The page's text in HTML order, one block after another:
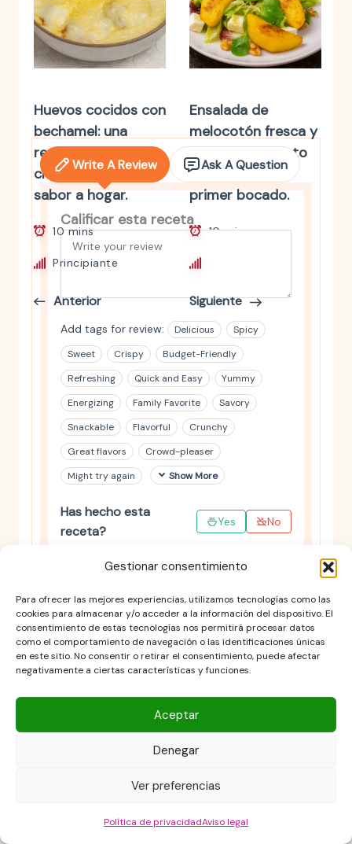
Gestionar consentimiento
Para ofrecer las mejores experiencias, utilizamos tecnologías como las
cookies para almacenar y/o acceder a la información del dispositivo. El
consentimiento de estas tecnologías nos permitirá procesar datos
como el comportamiento de navegación o las identificaciones únicas
en este sitio. No consentir o retirar el consentimiento, puede afectar
negativamente a ciertas características y funciones.
Aceptar
Denegar
Ver preferencias
Política de privacidadAviso legal
Huevos cocidos con
bechamel: una
receta fácil,
cremosa y con
sabor a hogar.
10 mins
Principiante
Anterior
Ensalada de
melocotón fresca y
deliciosa: un plato
que enamora al
primer bocado.
10 mins
Siguiente
Write A Review Ask A Question
Calificar esta receta
Add tags for review: Delicious
Spicy
Sweet
Crispy
Budget-Friendly
Refreshing
Quick and Easy
Yummy
Energizing
Family Favorite
Savory
Snackable
Flavorful
Crunchy
Great flavors
Crowd-pleaser
Might try again
Show More
Has hecho esta
receta?
Yes No